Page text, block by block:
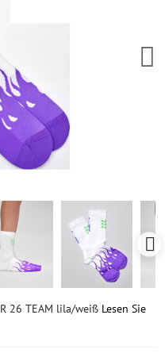
26 TEAM lila/weiß Lesen Sie